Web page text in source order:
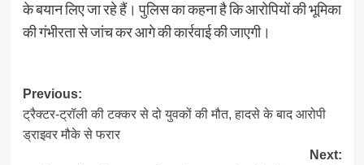
के बयान लिए जा रहे हैं। पुलिस का कहना है कि आरोपियों की भूमिका
की गंभीरता से जांच कर आगे की कार्रवाई की जाएगी।
Post
navigation
Previous:
ट्रैक्टर-ट्रॉली की टक्कर से दो युवकों की मौत, हादसे के बाद आरोपी
ड्राइवर मौके से फरार
Next: